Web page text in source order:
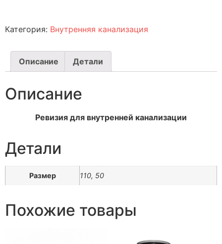
Категория: Внутренняя канализация
Описание Детали
Описание
Ревизия для внутренней канализации
Детали
Размер 110, 50
Похожие товары